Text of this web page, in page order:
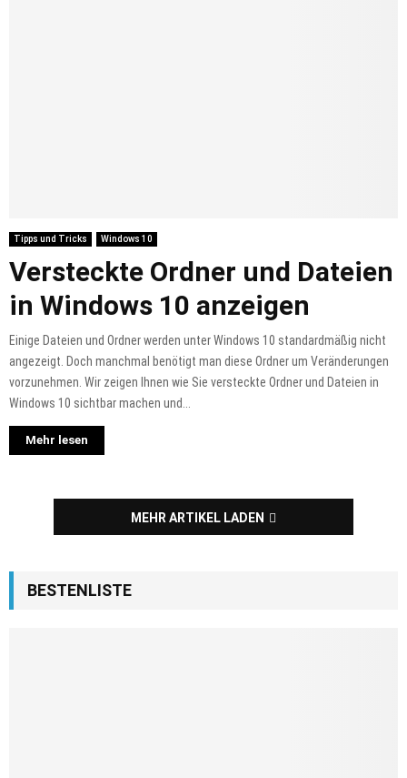
Tipps und Tricks Windows 10
Versteckte Ordner und Dateien
in Windows 10 anzeigen
Einige Dateien und Ordner werden unter Windows 10 standardmäßig nicht
angezeigt. Doch manchmal benötigt man diese Ordner um Veränderungen
vorzunehmen. Wir zeigen Ihnen wie Sie versteckte Ordner und Dateien in
Windows 10 sichtbar machen und...
Mehr lesen
MEHR ARTIKEL LADEN
BESTENLISTE